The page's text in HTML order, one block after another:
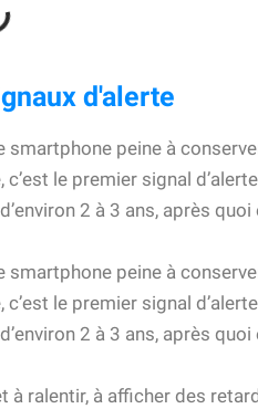
d'alerte
smartphone peine à
le premier signal
2 à 3 ans, après
smartphone peine à
le premier signal
2 à 3 ans, après
à ralentir, à afficher des